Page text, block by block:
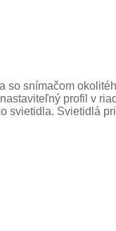
so snímačom
profil v
svietidla. Svietidlá